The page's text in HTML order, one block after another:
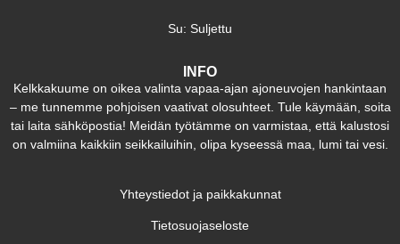
Su: Suljettu
INFO
Kelkkakuume on oikea valinta vapaa-ajan ajoneuvojen hankintaan
– me tunnemme pohjoisen vaativat olosuhteet. Tule käymään, soita
tai laita sähköpostia! Meidän työtämme on varmistaa, että kalustosi
on valmiina kaikkiin seikkailuihin, olipa kyseessä maa, lumi tai vesi.
Yhteystiedot ja paikkakunnat
Tietosuojaseloste